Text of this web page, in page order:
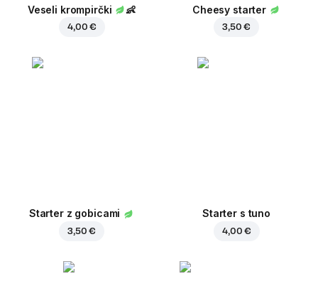
Veseli krompirčki 👶
4,00 €
Cheesy starter
3,50 €
Starter z gobicami
3,50 €
Starter s tuno
4,00 €